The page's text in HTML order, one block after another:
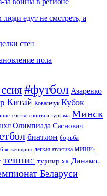
люди едут не смотреть, а
стен
пола
#футбол Азаренко
Китай Ковальчук Кубок
спорта и туризма Минск
НХЛ Олимпиада Саснович
биатлон борьба
женщины легкая атлетика мини-
теннис турнир хк Динамо-
Беларуси